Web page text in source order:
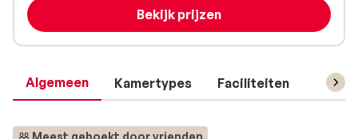
Algemeen Kamertypes Faciliteiten
Meest geboekt door vrienden
Bekijk prijzen